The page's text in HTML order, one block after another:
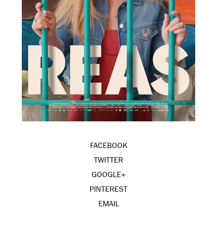
FACEBOOK
TWITTER
GOOGLE+
PINTEREST
EMAIL